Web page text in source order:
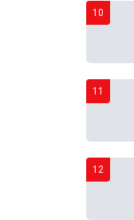
10
11
12